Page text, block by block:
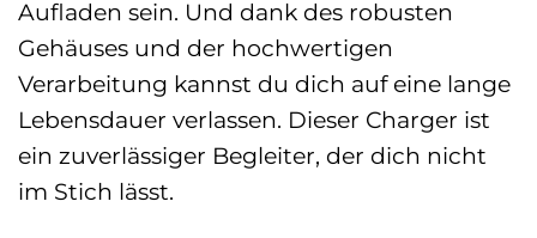
Aufladen sein. Und dank des robusten
Gehäuses und der hochwertigen
Verarbeitung kannst du dich auf eine lange
Lebensdauer verlassen. Dieser Charger ist
ein zuverlässiger Begleiter, der dich nicht
im Stich lässt.